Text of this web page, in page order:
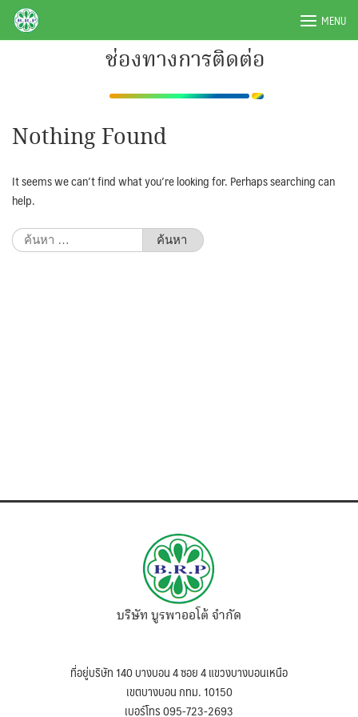
SkipBRPAUTO.COM MENU
ช่องทางการติดต่อ
Nothing Found
It seems we can’t find what you’re looking for. Perhaps searching can
help.
ค้นหา
สำหรับ:
บริษัท บูรพาออโต้ จำกัด
ที่อยู่บริษัท 140 บางบอน 4 ซอย 4 แขวงบางบอนเหนือ
เขตบางบอน กทม. 10150
เบอร์โทร 095-723-2693